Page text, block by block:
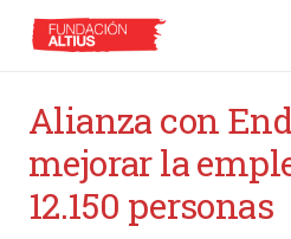
Alianza con
mejorar la
12.150 personas